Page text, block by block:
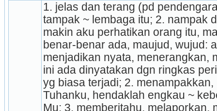
1. jelas dan terang (pd
tampak ~ lembaga itu; 2. nampak
makin aku perhatikan orang itu,
benar-benar ada, maujud, wujud:
menjadikan nyata, me­ne­rangkan,
ini ada dinyatakan dgn ringkas
yg biasa terjadi; 2.
Tuhanku, hendaklah engkau ~
Mu; 3. mem­beritahu, melaporkan,